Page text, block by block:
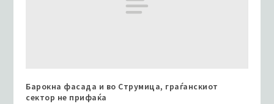
Барокна фасада и во Струмица, граѓанскиот
сектор не прифаќа